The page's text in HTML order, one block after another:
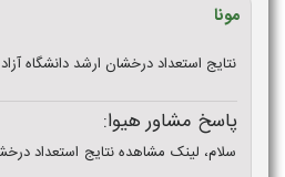
مونا
نتایج استعداد درخشان ارشد دانشگاه آزاد ۱۴۰۴ رو دیگه نمیشه دید؟
پاسخ مشاور هیوا: